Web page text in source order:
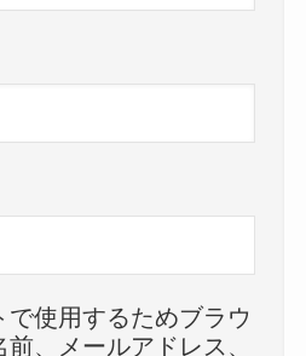
で使用するためブラウ
、メールアドレス、